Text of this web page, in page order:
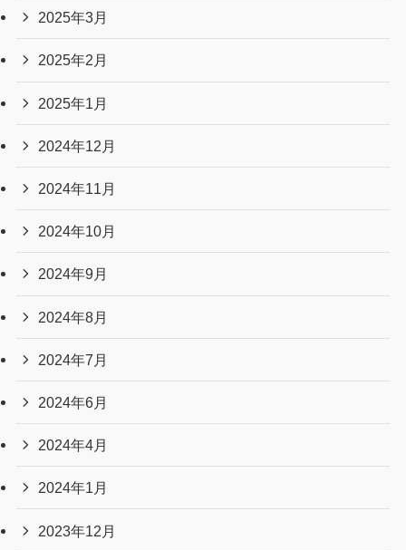
2025年3月
2025年2月
2025年1月
2024年12月
2024年11月
2024年10月
2024年9月
2024年8月
2024年7月
2024年6月
2024年4月
2024年1月
2023年12月